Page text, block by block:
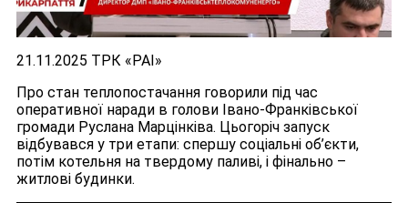
21.11.2025 ТРК «РАІ»
Про стан теплопостачання говорили під час
оперативної наради в голови Івано-Франківської
громади Руслана Марцінківа. Цьогоріч запуск
відбувався у три етапи: спершу соціальні об’єкти,
потім котельня на твердому паливі, і фінально –
житлові будинки.